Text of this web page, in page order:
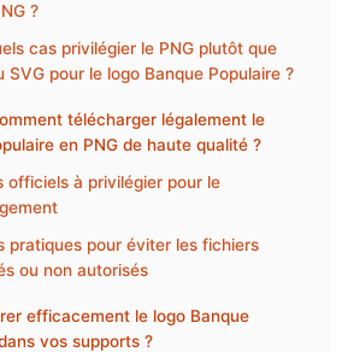
?
cas privilégier le PNG plutôt que
SVG pour le logo Banque Populaire ?
télécharger légalement le
en PNG de haute qualité ?
officiels à privilégier pour le
pratiques pour éviter les fichiers
ou non autorisés
efficacement le logo Banque
vos supports ?